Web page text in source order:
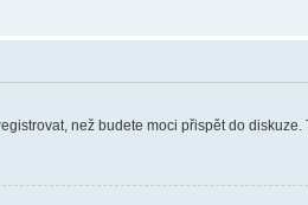
než budete moci přispět do